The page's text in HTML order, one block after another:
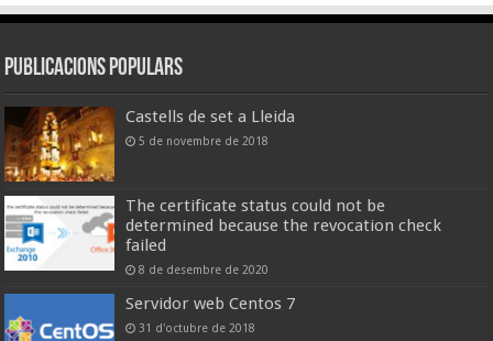
Publicacions populars
Castells de set a Lleida
5 de novembre de 2018
The certificate status could not be
determined because the revocation check
failed
8 de desembre de 2020
Servidor web Centos 7
31 d'octubre de 2018